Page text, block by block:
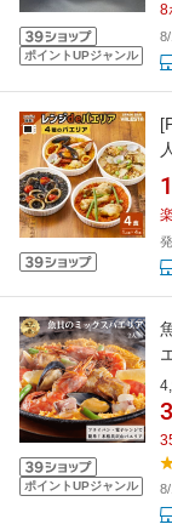
ポイントUPジャンル
8
ポイントUPジャンル